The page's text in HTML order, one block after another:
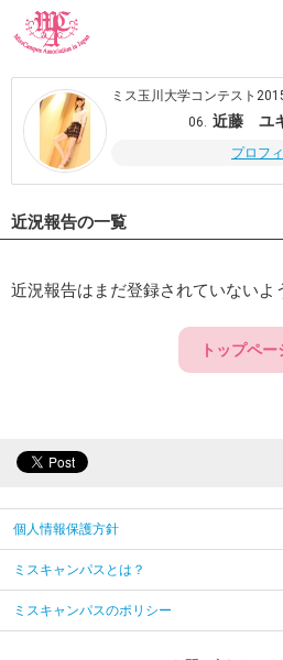
ミス玉川大学コンテスト
06. 近藤 ユ
プロフ
近況報告の一覧
近況報告はまだ登録されていないよ
トップペー
個人情報保護方針
ミスキャンパスとは？
ミスキャンパスのポリシー